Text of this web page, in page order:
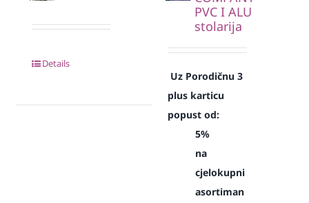
Details
PVC I ALU
stolarija
Uz Porodičnu 3
plus karticu
popust od:
5%
na
cjelokupni
asortiman